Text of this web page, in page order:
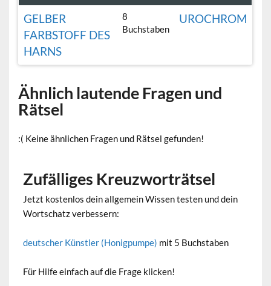
GELBER
FARBSTOFF DES
HARNS
8
Buchstaben
UROCHROM
Ähnlich lautende Fragen und
Rätsel
:( Keine ähnlichen Fragen und Rätsel gefunden!
Zufälliges Kreuzworträtsel
Jetzt kostenlos dein allgemein Wissen testen und dein
Wortschatz verbessern:
deutscher Künstler (Honigpumpe) mit 5 Buchstaben
Für Hilfe einfach auf die Frage klicken!